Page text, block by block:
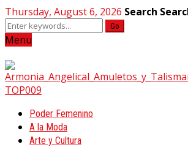
Thursday, August 6, 2026 Search
Go
Menu
Poder Femenino
A la Moda
Arte y Cultura